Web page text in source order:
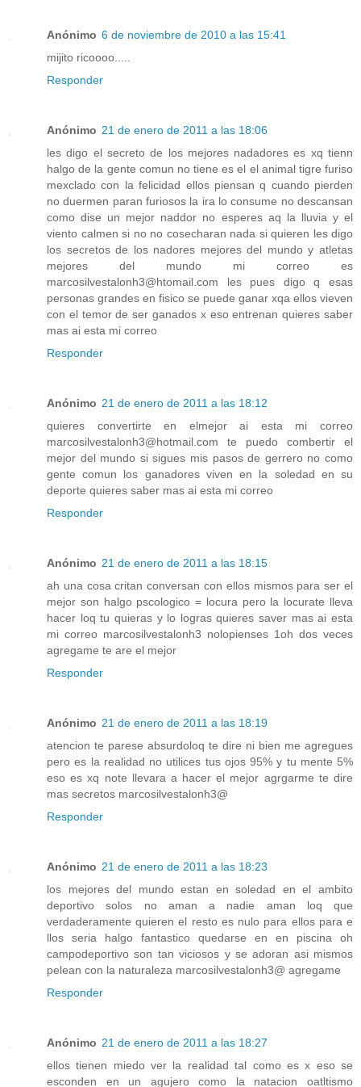
Anónimo 6 de noviembre de 2010 a las 15:41
mijito ricoooo.....
Responder
Anónimo 21 de enero de 2011 a las 18:06
les digo el secreto de los mejores nadadores es xq tienn
halgo de la gente comun no tiene es el el animal tigre furiso
mexclado con la felicidad ellos piensan q cuando pierden
no duermen paran furiosos la ira lo consume no descansan
como dise un mejor naddor no esperes aq la lluvia y el
viento calmen si no no cosecharan nada si quieren les digo
los secretos de los nadores mejores del mundo y atletas
mejores del mundo mi correo es
marcosilvestalonh3@htomail.com les pues digo q esas
personas grandes en fisico se puede ganar xqa ellos vieven
con el temor de ser ganados x eso entrenan quieres saber
mas ai esta mi correo
Responder
Anónimo 21 de enero de 2011 a las 18:12
quieres convertirte en elmejor ai esta mi correo
marcosilvestalonh3@hotmail.com te puedo combertir el
mejor del mundo si sigues mis pasos de gerrero no como
gente comun los ganadores viven en la soledad en su
deporte quieres saber mas ai esta mi correo
Responder
Anónimo 21 de enero de 2011 a las 18:15
ah una cosa critan conversan con ellos mismos para ser el
mejor son halgo pscologico = locura pero la locurate lleva
hacer loq tu quieras y lo logras quieres saver mas ai esta
mi correo marcosilvestalonh3 nolopienses 1oh dos veces
agregame te are el mejor
Responder
Anónimo 21 de enero de 2011 a las 18:19
atencion te parese absurdoloq te dire ni bien me agregues
pero es la realidad no utilices tus ojos 95% y tu mente 5%
eso es xq note llevara a hacer el mejor agrgarme te dire
mas secretos marcosilvestalonh3@
Responder
Anónimo 21 de enero de 2011 a las 18:23
los mejores del mundo estan en soledad en el ambito
deportivo solos no aman a nadie aman loq que
verdaderamente quieren el resto es nulo para ellos para e
llos seria halgo fantastico quedarse en en piscina oh
campodeportivo son tan viciosos y se adoran asi mismos
pelean con la naturaleza marcosilvestalonh3@ agregame
Responder
Anónimo 21 de enero de 2011 a las 18:27
ellos tienen miedo ver la realidad tal como es x eso se
esconden en un agujero como la natacion oatltismo